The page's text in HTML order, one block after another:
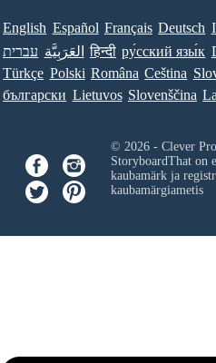
English Español Français Deutsch
עברית العَرَبِيَّة हिन्दी ру́сский язы́к
Türkçe Polski Româna Ceština
български Lietuvos Slovenščina
© 2026 - Clever
StoryboardThat on
kaubamärk ja
kaubamärgiametis